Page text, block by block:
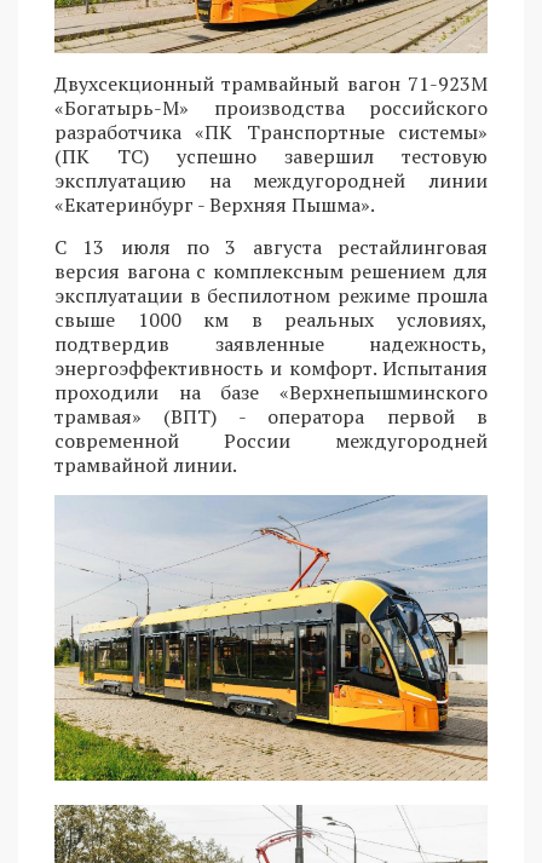
Двухсекционный трамвайный вагон 71-923М
«Богатырь-М» производства российского
разработчика «ПК Транспортные системы»
(ПК ТС) успешно завершил тестовую
эксплуатацию на междугородней линии
«Екатеринбург - Верхняя Пышма».
С 13 июля по 3 августа рестайлинговая
версия вагона с комплексным решением для
эксплуатации в беспилотном режиме прошла
свыше 1000 км в реальных условиях,
подтвердив заявленные надежность,
энергоэффективность и комфорт. Испытания
проходили на базе «Верхнепышминского
трамвая» (ВПТ) - оператора первой в
современной России междугородней
трамвайной линии.